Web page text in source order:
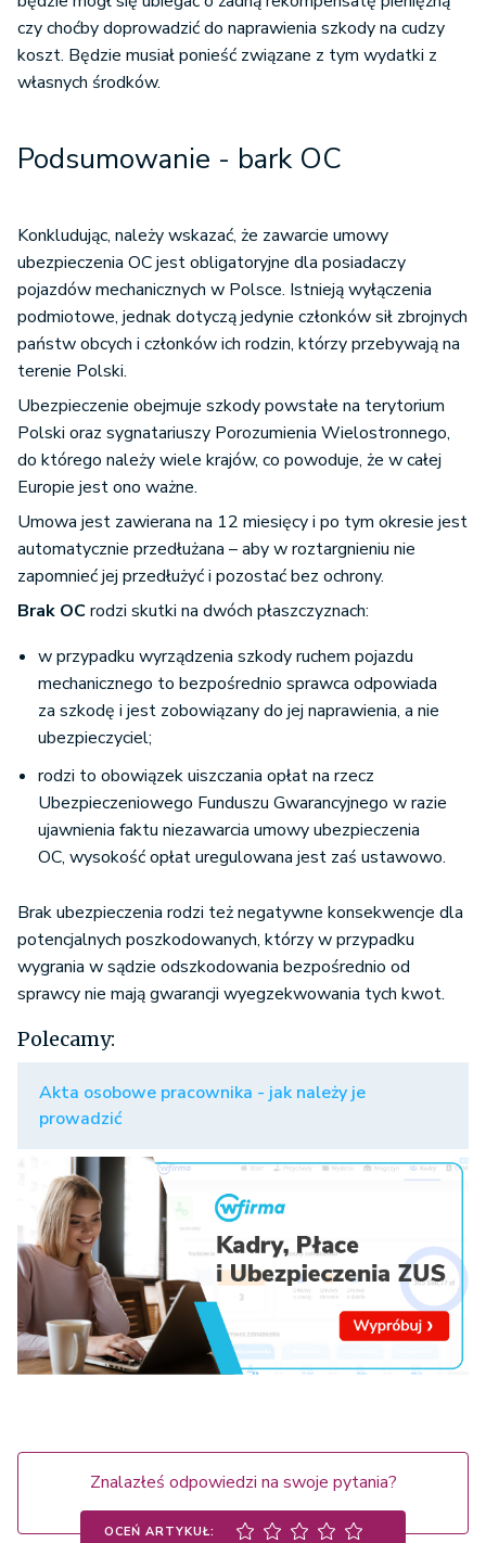
czy choćby doprowadzić do naprawienia szkody na cudzy
koszt. Będzie musiał ponieść związane z tym wydatki z
własnych środków.
Podsumowanie - bark OC
Konkludując, należy wskazać, że zawarcie umowy
ubezpieczenia OC jest obligatoryjne dla posiadaczy
pojazdów mechanicznych w Polsce. Istnieją wyłączenia
podmiotowe, jednak dotyczą jedynie członków sił zbrojnych
państw obcych i członków ich rodzin, którzy przebywają na
terenie Polski.
Ubezpieczenie obejmuje szkody powstałe na terytorium
Polski oraz sygnatariuszy Porozumienia Wielostronnego,
do którego należy wiele krajów, co powoduje, że w całej
Europie jest ono ważne.
Umowa jest zawierana na 12 miesięcy i po tym okresie jest
automatycznie przedłużana – aby w roztargnieniu nie
zapomnieć jej przedłużyć i pozostać bez ochrony.
Brak OCrodzi skutki na dwóch płaszczyznach:
w przypadku wyrządzenia szkody ruchem pojazdu
mechanicznego to bezpośrednio sprawca odpowiada
za szkodę i jest zobowiązany do jej naprawienia, a nie
ubezpieczyciel;
rodzi to obowiązek uiszczania opłat na rzecz
Ubezpieczeniowego Funduszu Gwarancyjnego w razie
ujawnienia faktu niezawarcia umowy ubezpieczenia
OC, wysokość opłat uregulowana jest zaś ustawowo.
Brak ubezpieczenia rodzi też negatywne konsekwencje dla
potencjalnych poszkodowanych, którzy w przypadku
wygrania w sądzie odszkodowania bezpośrednio od
sprawcy nie mają gwarancji wyegzekwowania tych kwot.
Polecamy:
Akta osobowe pracownika - jak należy je
prowadzić
Znalazłeś odpowiedzi na swoje pytania?
OCEŃ ARTYKUŁ: